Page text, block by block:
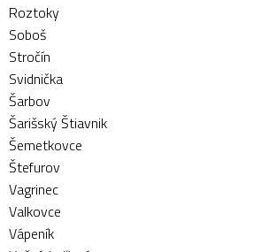
Roztoky
Soboš
Stročín
Svidnička
Šarbov
Šarišský Štiavnik
Šemetkovce
Štefurov
Vagrinec
Valkovce
Vápeník